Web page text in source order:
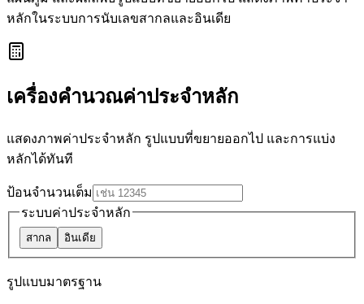
หลักในระบบการนับเลขสากลและอินเดีย
เครื่องคำนวณค่าประจำหลัก
แสดงภาพค่าประจำหลัก รูปแบบที่ขยายออกไป และการแบ่ง
หลักได้ทันที
ป้อนจำนวนเต็ม
ระบบค่าประจำหลัก
สากล อินเดีย
รูปแบบมาตรฐาน